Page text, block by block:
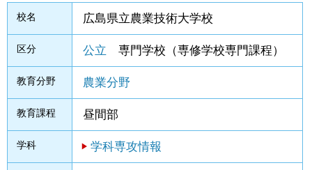
校名 広島県立農業技術大学校
区分 公立 専門学校（専修学校専門課程）
教育分野 農業分野
教育課程 昼間部
学科 学科専攻情報